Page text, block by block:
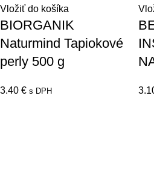
Vložiť do košíka
BIORGANIK
Naturmind Tapiokové
perly 500 g
3.40 € s DPH